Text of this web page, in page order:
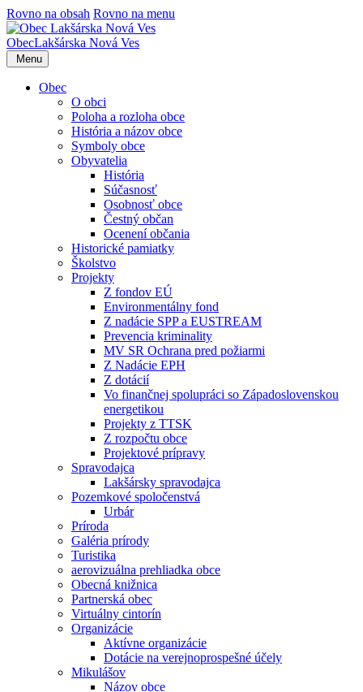
Rovno na obsah Rovno na menu
ObecLakšárska Nová Ves
Menu
Obec
O obci
Poloha a rozloha obce
História a názov obce
Symboly obce
Obyvatelia
História
Súčasnosť
Osobnosť obce
Čestný občan
Ocenení občania
Historické pamiatky
Školstvo
Projekty
Z fondov EÚ
Environmentálny fond
Z nadácie SPP a EUSTREAM
Prevencia kriminality
MV SR Ochrana pred požiarmi
Z Nadácie EPH
Z dotácií
Vo finančnej spolupráci so Západoslovenskou
energetikou
Projekty z TTSK
Z rozpočtu obce
Projektové prípravy
Spravodajca
Lakšársky spravodajca
Pozemkové spoločenstvá
Urbár
Príroda
Galéria prírody
Turistika
aerovizuálna prehliadka obce
Obecná knižnica
Partnerská obec
Virtuálny cintorín
Organizácie
Aktívne organizácie
Dotácie na verejnoprospešné účely
Mikulášov
Názov obce